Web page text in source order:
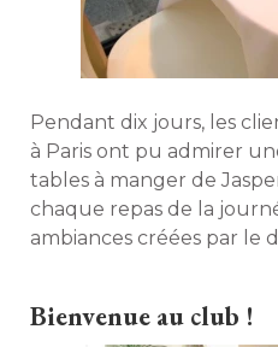
Pendant dix jours, les
à Paris ont pu admirer
tables à manger de
chaque repas de la
ambiances créées par le
Bienvenue au club !